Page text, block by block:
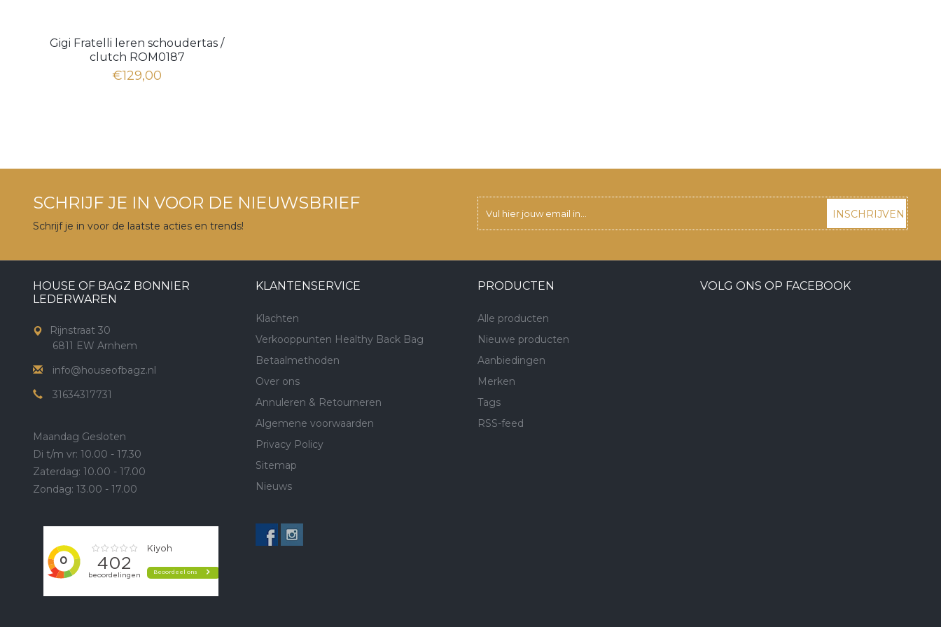
Gigi Fratelli leren schoudertas /
clutch ROM0187
€129,00
SCHRIJF JE IN VOOR DE NIEUWSBRIEF
Schrijf je in voor de laatste acties en trends!
INSCHRIJVEN
HOUSE OF BAGZ BONNIER
LEDERWAREN
Rijnstraat 30
6811 EW Arnhem
info@houseofbagz.nl
31634317731
Maandag Gesloten
Di t/m vr: 10.00 - 17.30
Zaterdag: 10.00 - 17.00
Zondag: 13.00 - 17.00
KLANTENSERVICE
Klachten
Verkooppunten Healthy Back Bag
Betaalmethoden
Over ons
Annuleren & Retourneren
Algemene voorwaarden
Privacy Policy
Sitemap
Nieuws
PRODUCTEN
Alle producten
Nieuwe producten
Aanbiedingen
Merken
Tags
RSS-feed
VOLG ONS OP FACEBOOK